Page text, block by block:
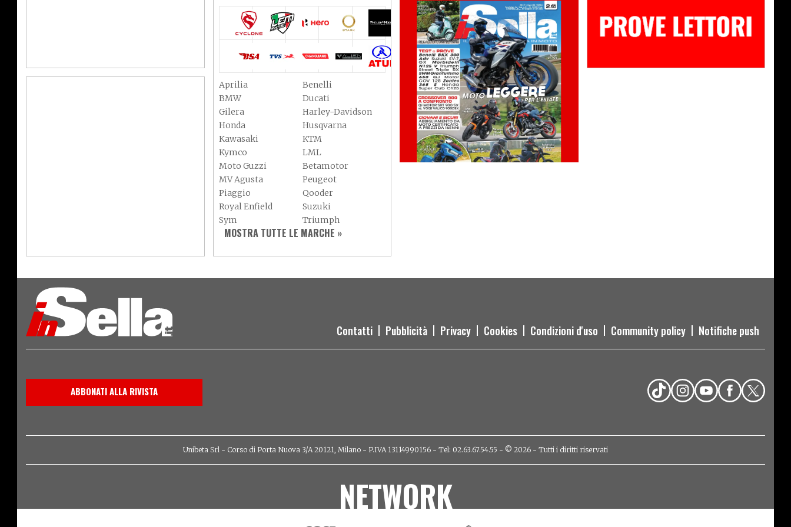
Aprilia
Benelli
BMW
Ducati
Gilera
Harley-Davidson
Honda
Husqvarna
Kawasaki
KTM
Kymco
LML
Moto Guzzi
Betamotor
MV Agusta
Peugeot
Piaggio
Qooder
Royal Enfield
Suzuki
Sym
Triumph
Vespa
Yamaha
MOSTRA TUTTE LE MARCHE »
Contatti Pubblicità Privacy Cookies Condizioni d'uso Community policy Notifiche push
ABBONATI ALLA RIVISTA
Unibeta Srl - Corso di Porta Nuova 3/A 20121, Milano - P.IVA 13114990156 - Tel: 02.63.67.54.55 - © 2026 - Tutti i diritti riservati
NETWORK